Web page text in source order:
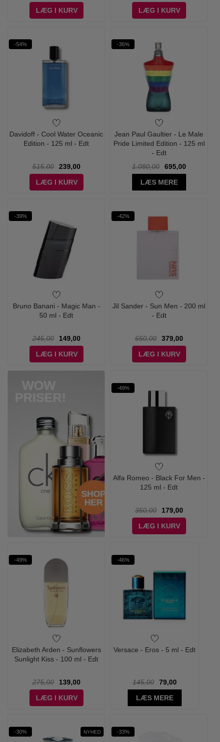
LÆG I KURV
LÆG I KURV
-54%
Davidoff - Cool Water Oceanic
Edition - 125 ml - Edt
515,00
239,00
LÆG I KURV
-36%
Jean Paul Gaultier - Le Male
Pride Limited Edition - 125 ml
- Edt
1.080,00
695,00
LÆS MERE
-39%
Bruno Banani - Magic Man -
50 ml - Edt
245,00
149,00
LÆG I KURV
-42%
Jil Sander - Sun Men - 200 ml
- Edt
650,00
379,00
LÆG I KURV
-49%
Alfa Romeo - Black For Men -
125 ml - Edt
350,00
179,00
LÆG I KURV
-49%
Elizabeth Arden - Sunflowers
Sunlight Kiss - 100 ml - Edt
275,00
139,00
LÆG I KURV
-46%
Versace - Eros - 5 ml - Edt
145,00
79,00
LÆS MERE
-30% NYHED -33%